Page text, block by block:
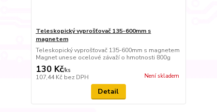
Teleskopický vyprošťovač 135-600mm s
magnetem
Teleskopický vyprošťovač 135-600mm s magnetem
Magnet unese ocelové závaží o hmotnosti 800g
130 Kč/ks
107,44 Kč bez DPH Není skladem
Detail